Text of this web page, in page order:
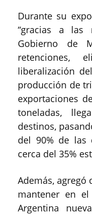
Durante su
“gracias a las
Gobierno de
retenciones,
liberalización
producción de
exportaciones
toneladas,
destinos,
del 90% de las
cerca del 35%
Además, agregó
mantener en
Argentina